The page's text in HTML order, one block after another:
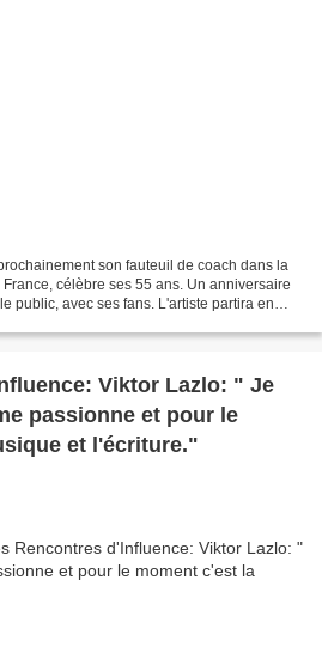
son fauteuil de coach dans la
célèbre ses 55 ans. Un anniversaire
public, avec ses fans. L'artiste partira en
Viktor Lazlo: " Je
passionne et pour le
et l'écriture."